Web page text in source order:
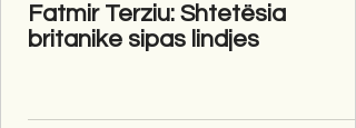
Fatmir Terziu: Shtetësia
britanike sipas lindjes